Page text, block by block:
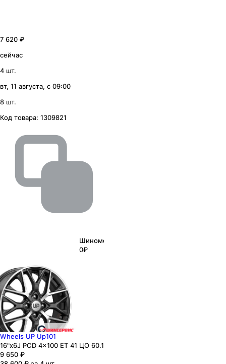
7 620 ₽
сейчас
4 шт.
вт, 11 августа, с 09:00
8 шт.
Код товара: 1309821
Шиномонтаж
0₽
Wheels UP Up101
16"x6J PCD 4x100 ЕТ 41 ЦО 60.1
9 650 ₽